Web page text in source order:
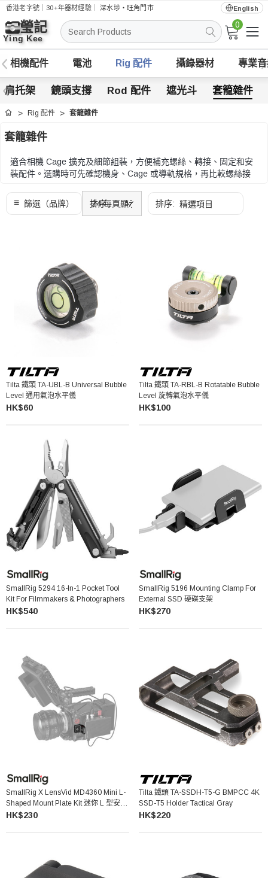
香港老字號｜30+年器材經驗｜深水埗・旺角門市 English
搜
索
0
相機配件 電池 Rig 配件 攝錄器材 專業
肩托架 鏡頭支撐 Rod 配件 遮光斗 套籠雜件
首頁 Rig 配件 套籠雜件
套籠雜件
適合相機 Cage 擴充及細節組裝，方便補充螺絲、轉接、固定和安
裝配件。選購時可先確認機身、Cage 或導軌規格，再比較螺絲接
選購時可先確認機身、Cage 或導軌規格，再比較螺絲接口、安裝
位置、承重和線材走位。
Tilta 鐵頭 TA-UBL-B Universal Bubble
Level 通用氣泡水平儀
HK$60
Tilta 鐵頭 TA-RBL-B Rotatable Bubble
Level 旋轉氣泡水平儀
HK$100
SmallRig 5294 16-In-1 Pocket Tool
Kit For Filmmakers & Photographers
HK$540
SmallRig 5196 Mounting Clamp For
External SSD 硬碟支架
HK$270
SmallRig X LensVid MD4360 Mini L-
Shaped Mount Plate Kit 迷你 L 型安裝
板套裝
HK$230
Tilta 鐵頭 TA-SSDH-T5-G BMPCC 4K
SSD-T5 Holder Tactical Gray
HK$220